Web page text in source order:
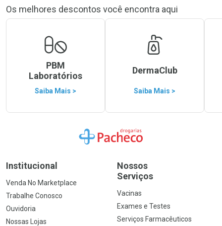
Os melhores descontos você encontra aqui
PBM
Laboratórios
Saiba Mais >
DermaClub
Saiba Mais >
Ir para a Home
Institucional
Venda No Marketplace
Trabalhe Conosco
Ouvidoria
Nossas Lojas
Nossos
Serviços
Vacinas
Exames e Testes
Serviços Farmacêuticos